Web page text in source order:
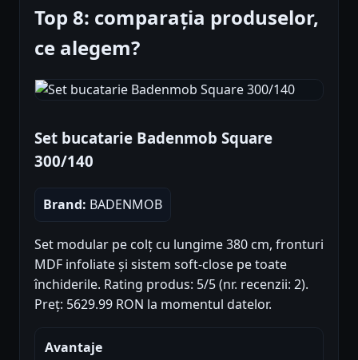
Top 8: comparația produselor,
ce alegem?
Set bucatarie Badenmob Square
300/140
Brand: BADENMOB
Set modular pe colț cu lungime 380 cm, fronturi
MDF infoliate și sistem soft-close pe toate
închiderile. Rating produs: 5/5 (nr. recenzii: 2).
Preț: 5629.99 RON la momentul datelor.
Avantaje